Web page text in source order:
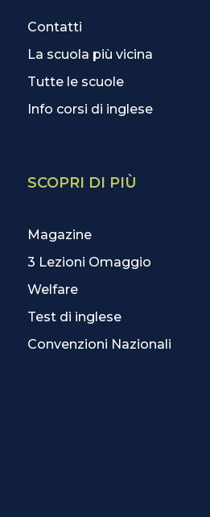
Contatti
La scuola più vicina
Tutte le scuole
Info corsi di inglese
SCOPRI DI PIÙ
Magazine
3 Lezioni Omaggio
Welfare
Test di inglese
Convenzioni Nazionali